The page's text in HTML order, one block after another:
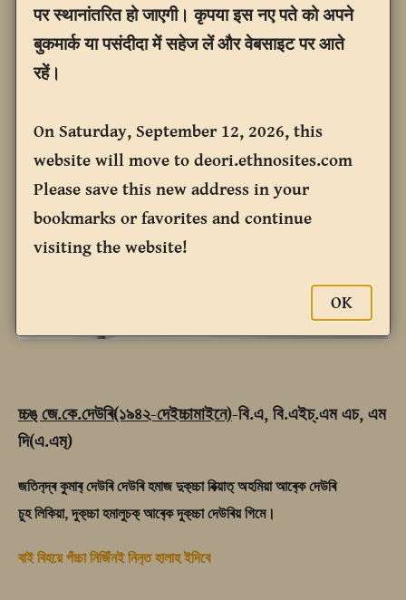
চ্চঙ‍্ জে.কে.দেউৰি(১৯৪২-দেইচ্চামাইনে)-বি.এ, বি.এইচ্.এম এচ, এম
দি(এ.এম‍্)
জতিন‍্দ্ৰ কুমাৰ‍্ দেউৰি দেউৰি হমাজ দুক‍্চ্চা বিক্য়াত‍্ অহমিয়া আৰ‍্কে দেউৰি
চুহ লিকিয়া, দ‍ুক‍্চ্চা হমালুচক‍্ আৰ‍্কে দ‍ুক‍্চ্চা দেউৰিয় গিমে।
বাই বিহয়ে পঁচ্চা নিজিঁনই নিন‍্ত হালাহ ইদিবে
पर स्थानांतरित हो जाएगी। कृपया इस नए पते को अपने
बुकमार्क या पसंदीदा में सहेज लें और वेबसाइट पर आते
रहें।
On Saturday, September 12, 2026, this
website will move to deori.ethnosites.com
Please save this new address in your
bookmarks or favorites and continue
visiting the website!
OK